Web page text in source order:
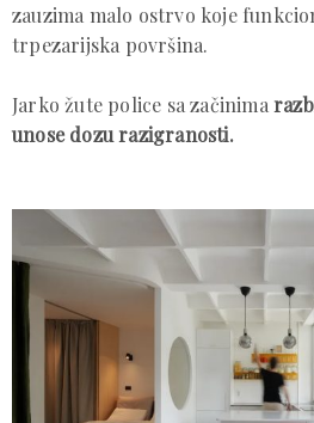
zauzima malo ostrvo koje
trpezarijska površina.
Jarko žute police sa začinima
unose dozu razigranosti.